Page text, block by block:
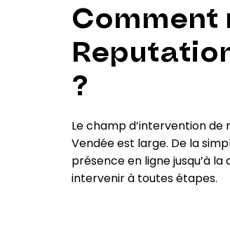
Comment
?
Le champ d’intervention
Vendée est large. De la
présence en ligne jusqu’à
intervenir à toutes étapes.